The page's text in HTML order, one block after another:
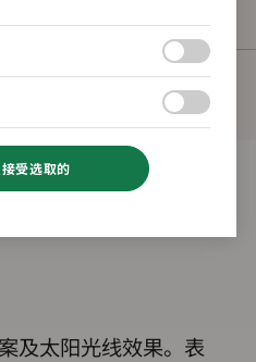
及太阳光线效果。表
受选取的